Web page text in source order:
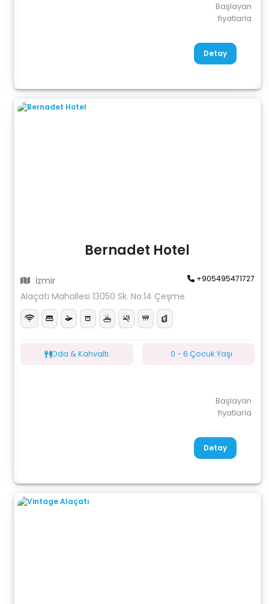
Başlayan
fiyatlarla
Detay
Bernadet Hotel
İzmir +905495471727
Alaçatı Mahallesi 13050 Sk. No:14 Çeşme
Oda & Kahvaltı 0 - 6 Çocuk Yaşı
Başlayan
fiyatlarla
Detay